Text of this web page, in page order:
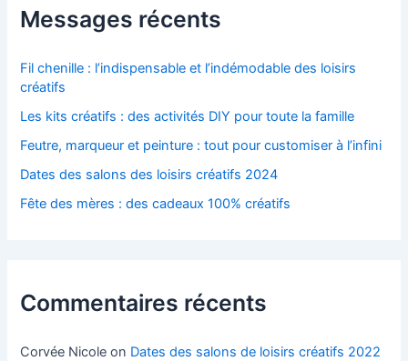
Messages récents
Fil chenille : l’indispensable et l’indémodable des loisirs
créatifs
Les kits créatifs : des activités DIY pour toute la famille
Feutre, marqueur et peinture : tout pour customiser à l’infini
Dates des salons des loisirs créatifs 2024
Fête des mères : des cadeaux 100% créatifs
Commentaires récents
Corvée Nicole on Dates des salons de loisirs créatifs 2022